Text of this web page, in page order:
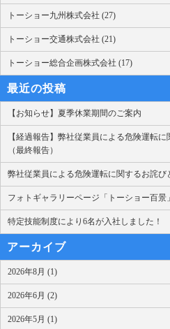
トーショー九州株式会社 (27)
トーショー交通株式会社 (21)
トーショー総合企画株式会社 (17)
最近の投稿
【お知らせ】夏季休業期間のご案内
【経過報告】弊社従業員による危険運転
（最終報告）
弊社従業員による危険運転に関するお詫び
フォトギャラリーページ「トーショー百景
特定技能制度により6名が入社しました！
アーカイブ
2026年8月 (1)
2026年6月 (2)
2026年5月 (1)